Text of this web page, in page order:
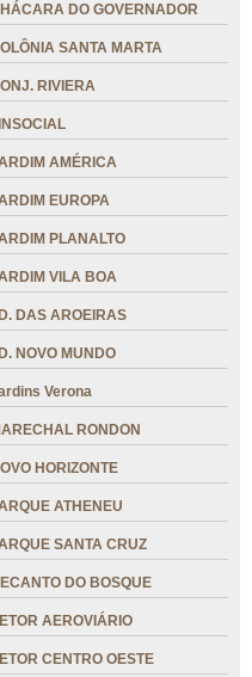
DO GOVERNADOR
SANTA MARTA
RIVIERA
AMÉRICA
EUROPA
PLANALTO
VILA BOA
DAS AROEIRAS
NOVO MUNDO
Verona
RONDON
HORIZONTE
ATHENEU
SANTA CRUZ
DO BOSQUE
AEROVIÁRIO
CENTRO OESTE